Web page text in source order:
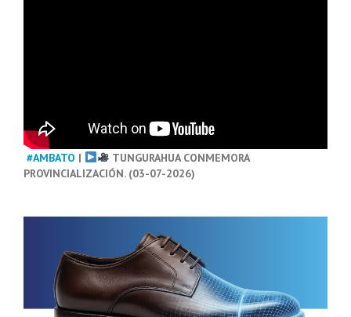
#AMBATO |
TUNGURAHUA CONMEMORA
PROVINCIALIZACIÓN. (03-07-2026)